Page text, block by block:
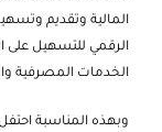
المالية وتقديم
الرقمي للتسهيل على
الخدمات المصرفية
وبهذه المناسبة